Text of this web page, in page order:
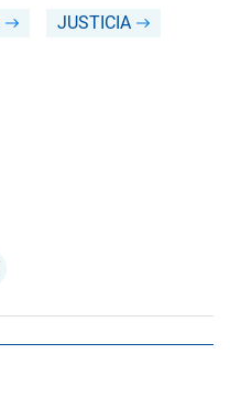
JUSTICIA